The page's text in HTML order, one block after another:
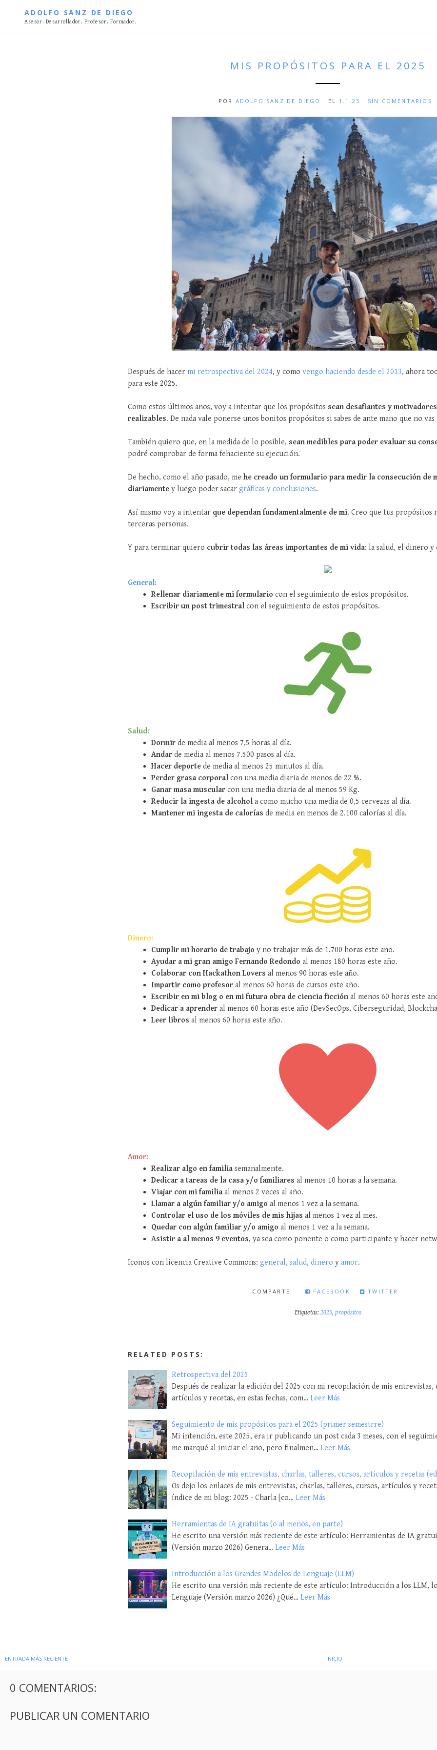
ADOLFO SANZ DE DIEGO
Asesor. Desarrollador. Profesor. Formador.
MIS PROPÓSITOS PARA EL 2025
POR ADOLFO SANZ DE DIEGO EL 1.1.25 SIN COMENTARIOS
Después de hacer mi retrospectiva del 2024, y como vengo haciendo desde el 2013, ahora
para este 2025.
Como estos últimos años, voy a intentar que los propósitos sean desafiantes y
realizables. De nada vale ponerse unos bonitos propósitos si sabes de ante mano que no
También quiero que, en la medida de lo posible, sean medibles para poder evaluar su
podré comprobar de forma fehaciente su ejecución.
De hecho, como el año pasado, me he creado un formulario para medir la consecución de
diariamente y luego poder sacar gráficas y conclusiones.
Así mismo voy a intentar que dependan fundamentalmente de mi. Creo que tus propósitos
terceras personas.
Y para terminar quiero cubrir todas las áreas importantes de mi vida: la salud, el dinero y
General:
Rellenar diariamente mi formulario con el seguimiento de estos propósitos.
Escribir un post trimestral con el seguimiento de estos propósitos.
Salud:
Dormir de media al menos 7,5 horas al día.
Andar de media al menos 7.500 pasos al día.
Hacer deporte de media al menos 25 minutos al día.
Perder grasa corporal con una media diaria de menos de 22 %.
Ganar masa muscular con una media diaria de al menos 59 Kg.
Reducir la ingesta de alcohol a como mucho una media de 0,5 cervezas al día.
Mantener mi ingesta de calorías de media en menos de 2.100 calorías al día.
Dinero:
Cumplir mi horario de trabajo y no trabajar más de 1.700 horas este año.
Ayudar a mi gran amigo Fernando Redondo al menos 180 horas este año.
Colaborar con Hackathon Lovers al menos 90 horas este año.
Impartir como profesor al menos 60 horas de cursos este año.
Escribir en mi blog o en mi futura obra de ciencia ficción al menos 60 horas este
Dedicar a aprender al menos 60 horas este año (DevSecOps, Ciberseguridad,
Leer libros al menos 60 horas este año.
Amor:
Realizar algo en familia semanalmente.
Dedicar a tareas de la casa y/o familiares al menos 10 horas a la semana.
Viajar con mi familia al menos 2 veces al año.
Llamar a algún familiar y/o amigo al menos 1 vez a la semana.
Controlar el uso de los móviles de mis hijas al menos 1 vez al mes.
Quedar con algún familiar y/o amigo al menos 1 vez a la semana.
Asistir a al menos 9 eventos, ya sea como ponente o como participante y hacer
Iconos con licencia Creative Commons: general, salud, dinero y amor.
COMPARTE: FACEBOOK TWITTER
Etiquetas:2025, propósitos
RELATED POSTS:
Retrospectiva del 2025
Después de realizar la edición del 2025 con mi recopilación de mis entrevistas,
artículos y recetas, en estas fechas, com… Leer Más
Seguimiento de mis propósitos para el 2025 (primer semestrre)
Mi intención, este 2025, era ir publicando un post cada 3 meses, con el
me marqué al iniciar el año, pero finalmen… Leer Más
Recopilación de mis entrevistas, charlas, talleres, cursos, artículos y recetas
Os dejo los enlaces de mis entrevistas, charlas, talleres, cursos, artículos y
índice de mi blog: 2025 - Charla [co… Leer Más
Herramientas de IA gratuitas (o al menos, en parte)
He escrito una versión más reciente de este artículo: Herramientas de IA
(Versión marzo 2026) Genera… Leer Más
Introducción a los Grandes Modelos de Lenguaje (LLM)
He escrito una versión más reciente de este artículo: Introducción a los LLM,
Lenguaje (Versión marzo 2026) ¿Qué… Leer Más
ENTRADA MÁS RECIENTE INICIO
0 COMENTARIOS:
PUBLICAR UN COMENTARIO